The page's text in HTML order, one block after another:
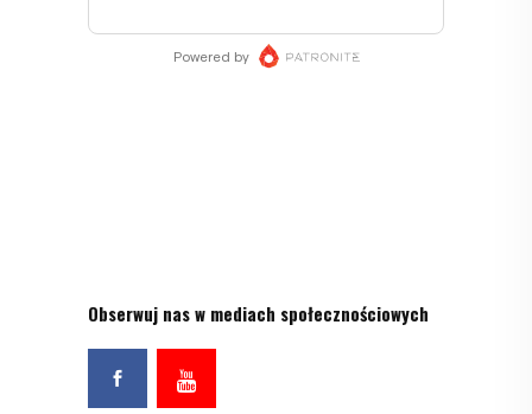
Obserwuj nas w mediach społecznościowych